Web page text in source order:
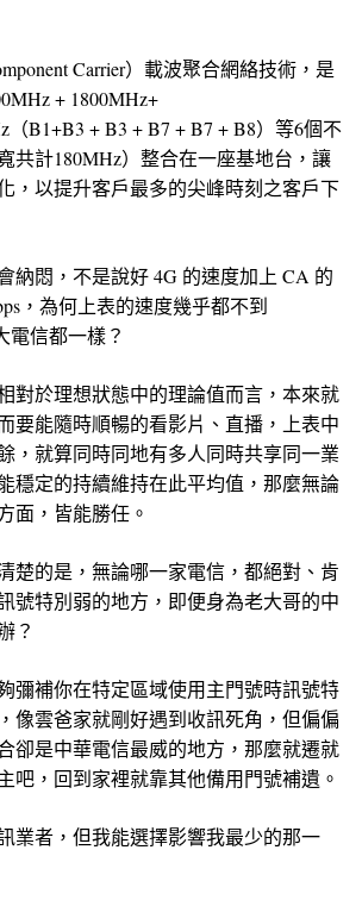
Carrier）載波聚合網絡技術，是
+ 1800MHz+
（B1+B3 + B3 + B7 + B7 + B8）等6個不
共計180MHz）整合在一座基地台，讓
，以提升客戶最多的尖峰時刻之客戶下
納悶，不是說好 4G 的速度加上 CA 的
，為何上表的速度幾乎都不到
電信都一樣？
對於理想狀態中的理論值而言，本來就
要能隨時順暢的看影片、直播，上表中
，就算同時同地有多人同時共享同一業
穩定的持續維持在此平均值，那麼無論
面，皆能勝任。
楚的是，無論哪一家電信，都絕對、肯
號特別弱的地方，即便身為老大哥的中
？
彌補你在特定區域使用主門號時訊號特
像雲爸家就剛好遇到收訊死角，但偏偏
卻是中華電信最威的地方，那麼就遷就
吧，回到家裡就靠其他備用門號補遺。
業者，但我能選擇影響我最少的那一